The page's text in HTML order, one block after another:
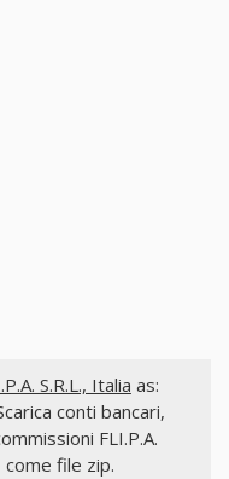
S.R.L., Italia as:
conti bancari,
FLI.P.A.
come file zip.